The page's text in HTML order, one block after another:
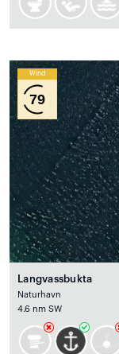
Wind
79
Langvassbukta
Naturhavn
4.6 nm SW